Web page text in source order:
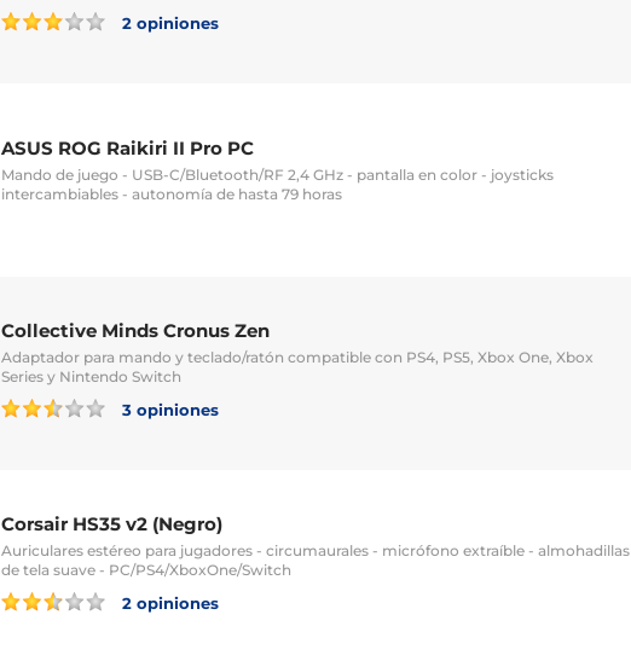
2 opiniones
ASUS ROG Raikiri II Pro PC
Mando de juego - USB-C/Bluetooth/RF 2,4 GHz - pantalla en color - joysticks
intercambiables - autonomía de hasta 79 horas
Collective Minds Cronus Zen
Adaptador para mando y teclado/ratón compatible con PS4, PS5, Xbox One, Xbox
Series y Nintendo Switch
3 opiniones
Corsair HS35 v2 (Negro)
Auriculares estéreo para jugadores - circumaurales - micrófono extraíble - almohadillas
de tela suave - PC/PS4/XboxOne/Switch
2 opiniones